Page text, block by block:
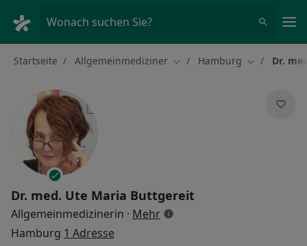
Wonach suchen Sie?
Startseite Allgemeinmediziner Stadt ändern
Hamburg Stadt ändern
Dr.
Dr. med. Ute Maria Buttgereit
Allgemeinmedizinerin · Mehrüber Spezialisierungen
Hamburg 1 Adresse